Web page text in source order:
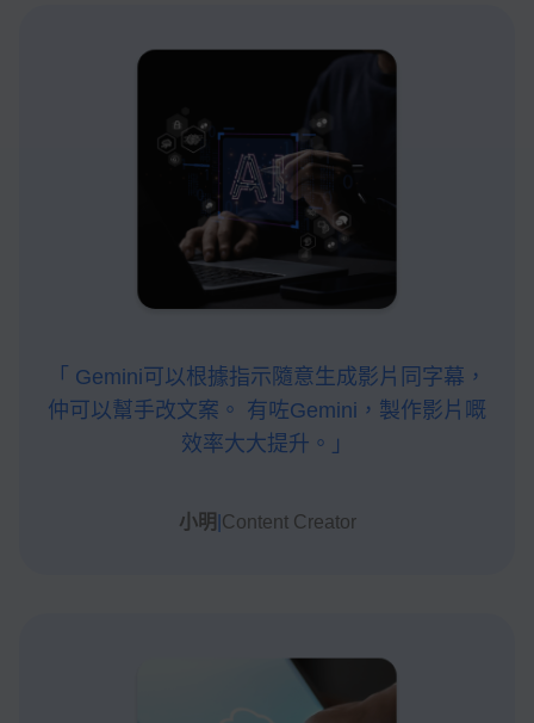
「 Gemini可以根據指示隨意生成影片同字幕，
仲可以幫手改文案。 有咗Gemini，製作影片嘅
效率大大提升。」
小明 Content Creator